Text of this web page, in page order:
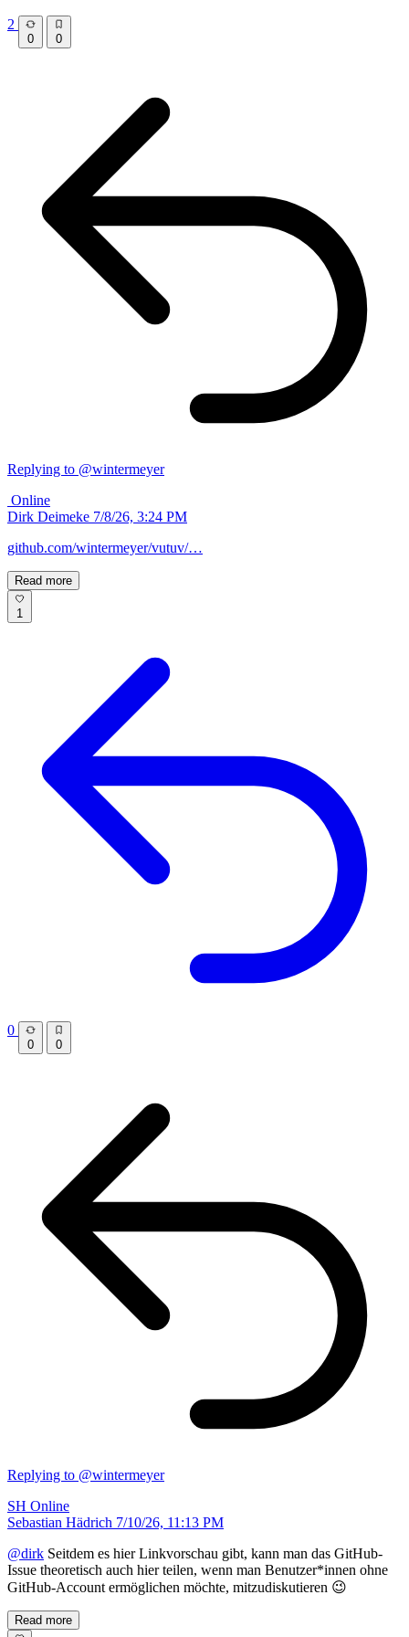
2
0 0
Replying to @wintermeyer
Online
Dirk Deimeke 7/8/26, 3:24 PM
github.com/wintermeyer/vutuv/…
Read more
1
0
0 0
Replying to @wintermeyer
SH Online
Sebastian Hädrich 7/10/26, 11:13 PM
@dirk Seitdem es hier Linkvorschau gibt, kann man das GitHub-
Issue theoretisch auch hier teilen, wenn man Benutzer*innen ohne
GitHub-Account ermöglichen möchte, mitzudiskutieren 😉
Read more